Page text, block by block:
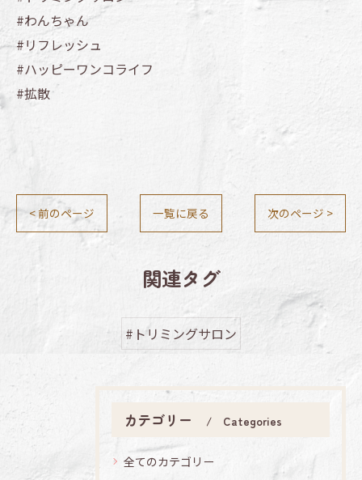
#わんちゃん
#リフレッシュ
#ハッピーワンコライフ
#拡散
< 前のページ 一覧に戻る 次のページ >
関連タグ
#トリミングサロン
カテゴリー Categories
全てのカテゴリー